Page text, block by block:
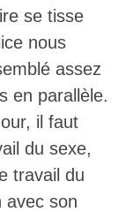
se tisse
nous
assez
en parallèle.
il faut
du sexe,
travail du
avec son